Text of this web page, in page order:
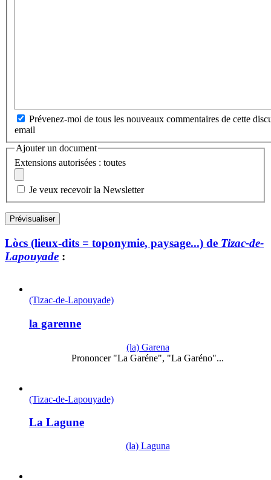
Prévenez-moi de tous les nouveaux commentaires de cette
email
Ajouter un document
Extensions autorisées : toutes
Je veux recevoir la Newsletter
Lòcs (lieux-dits = toponymie, paysage...) de Tizac-de-
Lapouyade :
(Tizac-de-Lapouyade)
la garenne
(la) Garena
Prononcer "La Garéne", "La Garéno"...
(Tizac-de-Lapouyade)
La Lagune
(la) Laguna